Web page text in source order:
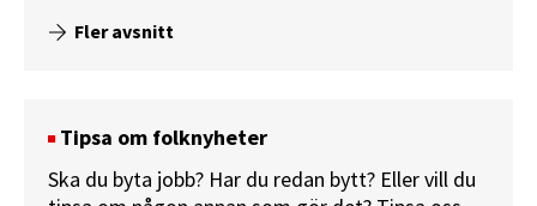
Fler avsnitt
Tipsa om folknyheter
Ska du byta jobb? Har du redan bytt? Eller vill du